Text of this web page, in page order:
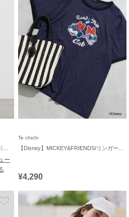
ー
Te chichi
¥4,290
お気に入り